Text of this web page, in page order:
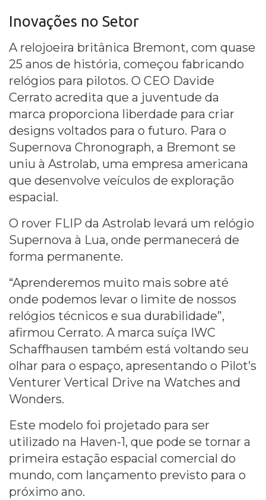
Inovações no Setor
A relojoeira britânica Bremont, com quase
25 anos de história, começou fabricando
relógios para pilotos. O CEO Davide
Cerrato acredita que a juventude da
marca proporciona liberdade para criar
designs voltados para o futuro. Para o
Supernova Chronograph, a Bremont se
uniu à Astrolab, uma empresa americana
que desenvolve veículos de exploração
espacial.
O rover FLIP da Astrolab levará um relógio
Supernova à Lua, onde permanecerá de
forma permanente.
“Aprenderemos muito mais sobre até
onde podemos levar o limite de nossos
relógios técnicos e sua durabilidade”,
afirmou Cerrato. A marca suíça IWC
Schaffhausen também está voltando seu
olhar para o espaço, apresentando o Pilot’s
Venturer Vertical Drive na Watches and
Wonders.
Este modelo foi projetado para ser
utilizado na Haven-1, que pode se tornar a
primeira estação espacial comercial do
mundo, com lançamento previsto para o
próximo ano.